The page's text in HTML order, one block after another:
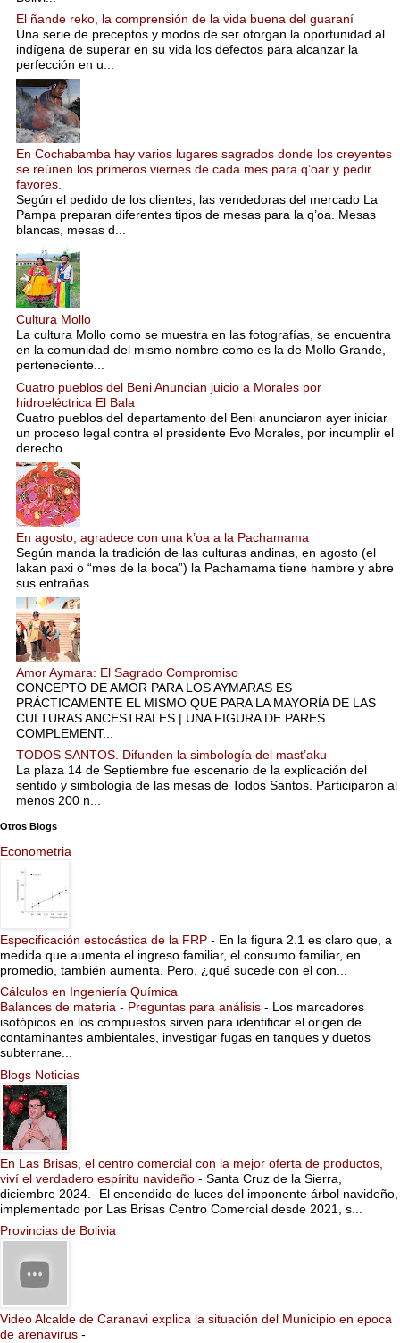
El ñande reko, la comprensión de la vida buena del guaraní
Una serie de preceptos y modos de ser otorgan la oportunidad al
indígena de superar en su vida los defectos para alcanzar la
perfección en u...
En Cochabamba hay varios lugares sagrados donde los creyentes
se reúnen los primeros viernes de cada mes para q’oar y pedir
favores.
Según el pedido de los clientes, las vendedoras del mercado La
Pampa preparan diferentes tipos de mesas para la q’oa. Mesas
blancas, mesas d...
Cultura Mollo
La cultura Mollo como se muestra en las fotografías, se encuentra
en la comunidad del mismo nombre como es la de Mollo Grande,
perteneciente...
Cuatro pueblos del Beni Anuncian juicio a Morales por
hidroeléctrica El Bala
Cuatro pueblos del departamento del Beni anunciaron ayer iniciar
un proceso legal contra el presidente Evo Morales, por incumplir el
derecho...
En agosto, agradece con una k’oa a la Pachamama
Según manda la tradición de las culturas andinas, en agosto (el
lakan paxi o “mes de la boca”) la Pachamama tiene hambre y abre
sus entrañas...
Amor Aymara: El Sagrado Compromiso
CONCEPTO DE AMOR PARA LOS AYMARAS ES
PRÁCTICAMENTE EL MISMO QUE PARA LA MAYORÍA DE LAS
CULTURAS ANCESTRALES | UNA FIGURA DE PARES
COMPLEMENT...
TODOS SANTOS. Difunden la simbología del mast’aku
La plaza 14 de Septiembre fue escenario de la explicación del
sentido y simbología de las mesas de Todos Santos. Participaron al
menos 200 n...
Otros Blogs
Econometria
Especificación estocástica de la FRP - En la figura 2.1 es claro que, a
medida que aumenta el ingreso familiar, el consumo familiar, en
promedio, también aumenta. Pero, ¿qué sucede con el con...
Cálculos en Ingeniería Química
Balances de materia - Preguntas para análisis - Los marcadores
isotópicos en los compuestos sirven para identificar el origen de
contaminantes ambientales, investigar fugas en tanques y duetos
subterrane...
Blogs Noticias
En Las Brisas, el centro comercial con la mejor oferta de productos,
viví el verdadero espíritu navideño - Santa Cruz de la Sierra,
diciembre 2024.- El encendido de luces del imponente árbol navideño,
implementado por Las Brisas Centro Comercial desde 2021, s...
Provincias de Bolivia
Video Alcalde de Caranavi explica la situación del Municipio en epoca
de arenavirus -